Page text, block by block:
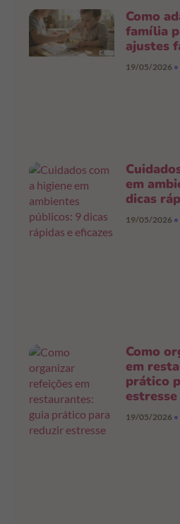
Como
família
ajustes
19/05/2026
em
dicas
19/05/2026
Como
em
prático
estresse
19/05/2026